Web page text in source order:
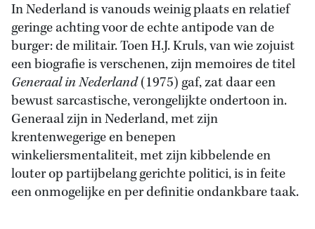
In Nederland is vanouds weinig plaats en relatief
geringe achting voor de echte antipode van de
burger: de militair. Toen H.J. Kruls, van wie zojuist
een biografie is verschenen, zijn memoires de titel
Generaal in Nederland(1975) gaf, zat daar een
bewust sarcastische, verongelijkte ondertoon in.
Generaal zijn in Nederland, met zijn
krentenwegerige en benepen
winkeliersmentaliteit, met zijn kibbelende en
louter op partijbelang gerichte politici, is in feite
een onmogelijke en per definitie ondankbare taak.